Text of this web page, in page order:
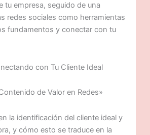
tu empresa, seguido de una
redes sociales como herramientas
fundamentos y conectar con tu
con Tu Cliente Ideal
de Valor en Redes»
la identificación del cliente ideal y
y cómo esto se traduce en la